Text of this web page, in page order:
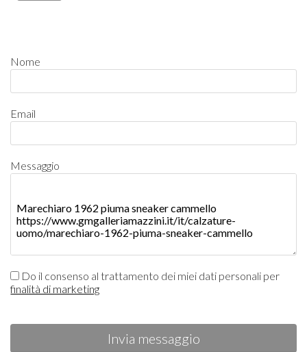
Nome
Email
Messaggio
Do il consenso al trattamento dei miei dati personali per
finalità di marketing
Invia messaggio